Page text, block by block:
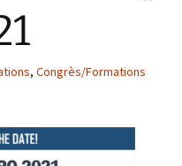
, Congrès/Formations